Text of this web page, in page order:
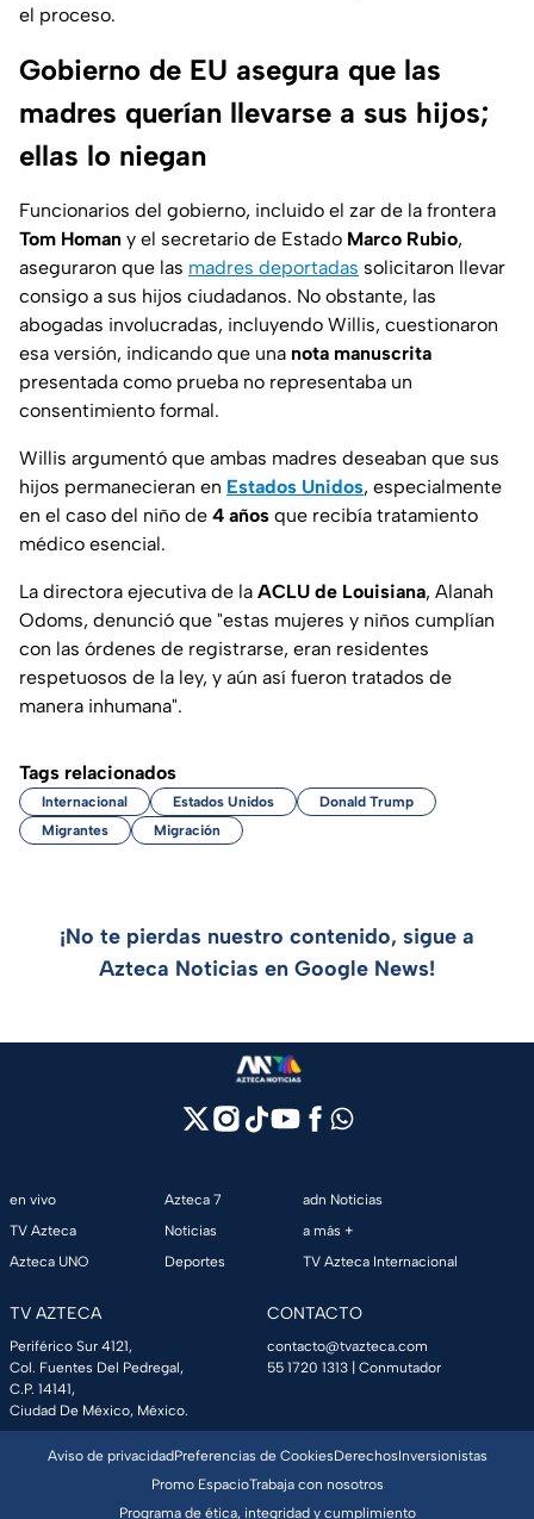
el proceso.
Gobierno de EU asegura que las
madres querían llevarse a sus hijos;
ellas lo niegan
Funcionarios del gobierno, incluido el zar de la frontera
Tom Homan y el secretario de Estado Marco Rubio,
aseguraron que las madres deportadas solicitaron llevar
consigo a sus hijos ciudadanos. No obstante, las
abogadas involucradas, incluyendo Willis, cuestionaron
esa versión, indicando que una nota manuscrita
presentada como prueba no representaba un
consentimiento formal.
Willis argumentó que ambas madres deseaban que sus
hijos permanecieran en Estados Unidos, especialmente
en el caso del niño de 4 años que recibía tratamiento
médico esencial.
La directora ejecutiva de la ACLU de Louisiana, Alanah
Odoms, denunció que "estas mujeres y niños cumplían
con las órdenes de registrarse, eran residentes
respetuosos de la ley, y aún así fueron tratados de
manera inhumana".
Tags relacionados
Internacional Estados Unidos
Donald Trump
Migrantes
Migración
¡No te pierdas nuestro contenido, sigue a
Azteca Noticias en Google News!
en vivo
TV Azteca
Azteca UNO
Azteca 7
Noticias
Deportes
adn Noticias
a más +
TV Azteca Internacional
TV AZTECA
Periférico Sur 4121,
Col. Fuentes Del Pedregal,
C.P. 14141,
Ciudad De México, México.
CONTACTO
contacto@tvazteca.com
55 1720 1313 | Conmutador
Aviso de privacidadPreferencias de CookiesDerechosInversionistas
Promo EspacioTrabaja con nosotros
Programa de ética, integridad y cumplimiento